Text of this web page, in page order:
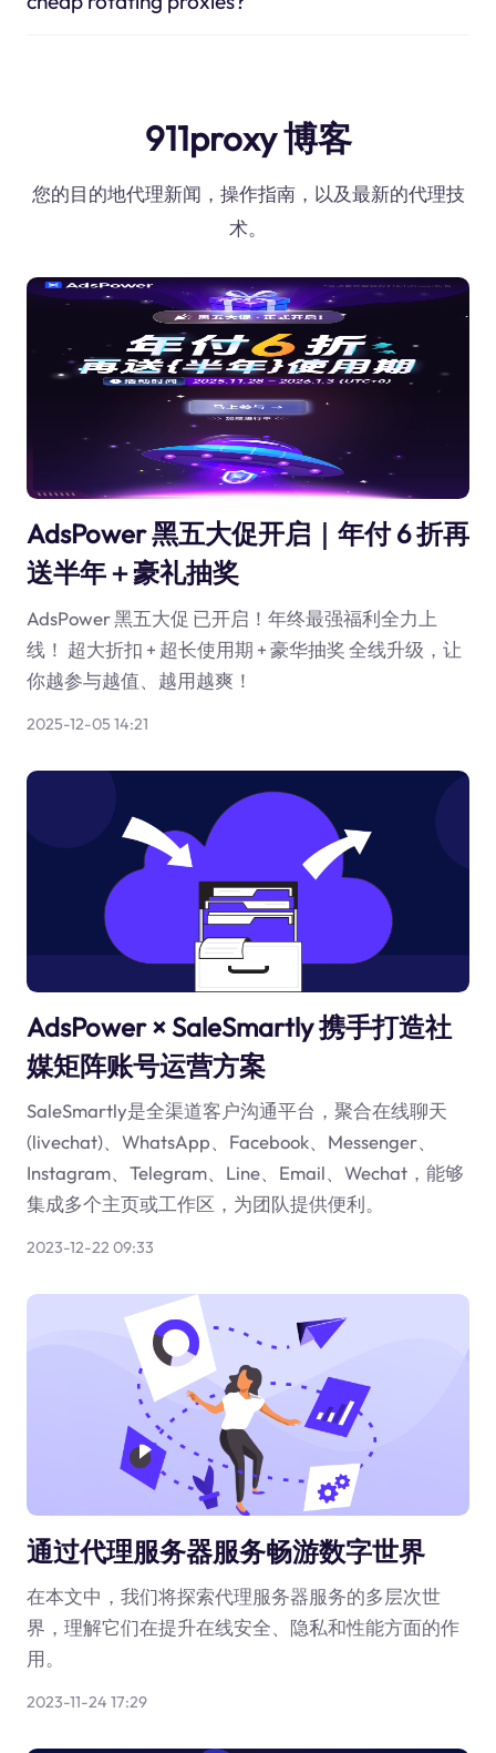
911proxy 博客
您的目的地代理新闻，操作指南，以及最新的代理技
术。
AdsPower 黑五大促开启｜年付 6 折再
送半年＋豪礼抽奖
AdsPower 黑五大促 已开启！年终最强福利全力上
线！ 超大折扣 + 超长使用期 + 豪华抽奖 全线升级，让
你越参与越值、越用越爽！
2025-12-05 14:21
AdsPower × SaleSmartly 携手打造社
媒矩阵账号运营方案
SaleSmartly是全渠道客户沟通平台，聚合在线聊天
(livechat)、WhatsApp、Facebook、Messenger、
Instagram、Telegram、Line、Email、Wechat，能够
集成多个主页或工作区，为团队提供便利。
2023-12-22 09:33
通过代理服务器服务畅游数字世界
在本文中，我们将探索代理服务器服务的多层次世
界，理解它们在提升在线安全、隐私和性能方面的作
用。
2023-11-24 17:29